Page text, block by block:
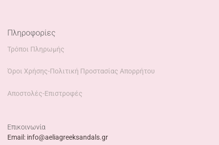
Πληροφορίες
Τρόποι Πληρωμής
Όροι Χρήσης-Πολιτική Προστασίας Απορρήτου
Αποστολές-Επιστροφές
Επικοινωνία
Email: info@aeliagreeksandals.gr